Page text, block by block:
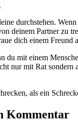
durchstehen.
deinem Partner zu
dich einem Freund
du mit einem
nur mit Rat sondern
als ein
Kommentar